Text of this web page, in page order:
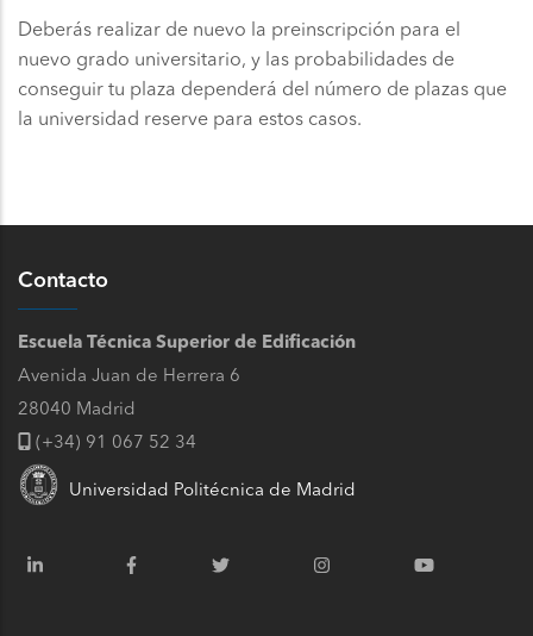
Deberás realizar de nuevo la preinscripción para el
nuevo grado universitario, y las probabilidades de
conseguir tu plaza dependerá del número de plazas que
la universidad reserve para estos casos.
Contacto
Escuela Técnica Superior de Edificación
Avenida Juan de Herrera 6
28040 Madrid
(+34) 91 067 52 34
Universidad Politécnica de Madrid